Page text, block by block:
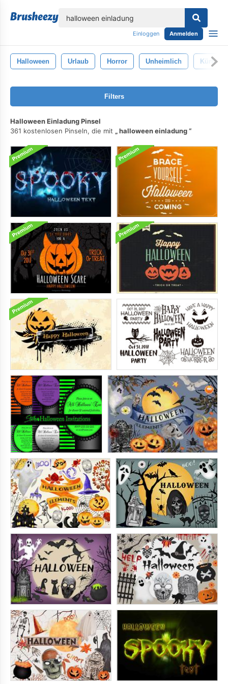
Einloggen Anmelden
Halloween Urlaub Horror Unheimlich Kürbis
Filters
Halloween Einladung Pinsel
361 kostenlosen Pinseln, die mit
halloween einladung